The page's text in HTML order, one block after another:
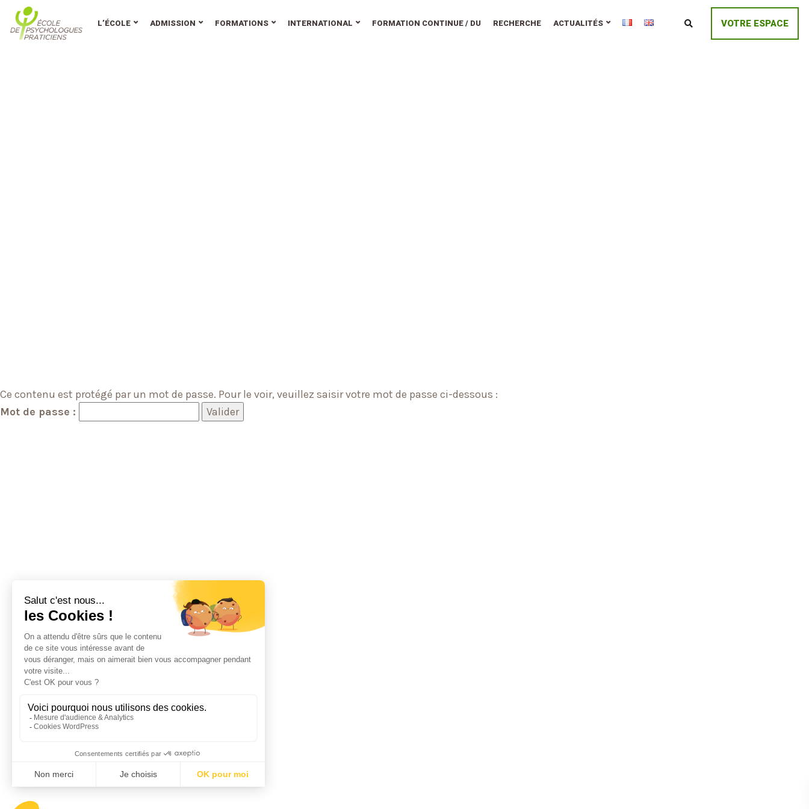
contenu
L’ÉCOLE ADMISSION FORMATIONS INTERNATIONAL FORMATION CONTINUE / DU RECHERCHE ACTUALITÉS VOTRE ESPACE
Ce contenu est protégé par un mot de passe. Pour le voir, veuillez saisir votre mot de passe ci-dessous :
Mot de passe :